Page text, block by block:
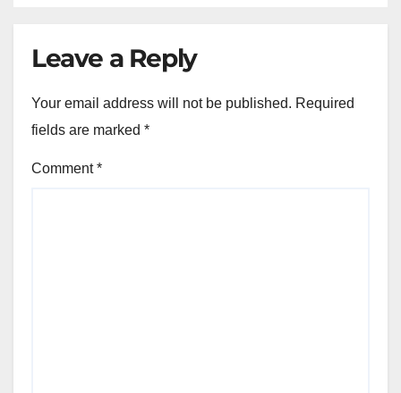
Leave a Reply
Your email address will not be published. Required
fields are marked *
Comment*